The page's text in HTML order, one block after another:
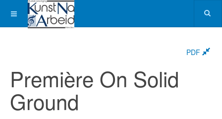
PDF
Première On Solid
Ground